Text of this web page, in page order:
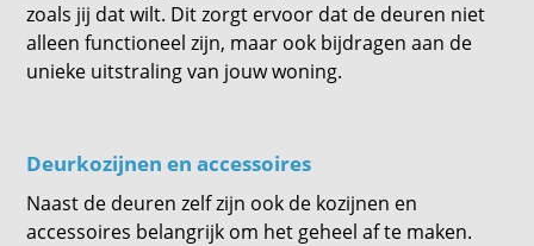
zoals jij dat wilt. Dit zorgt ervoor dat de deuren niet
alleen functioneel zijn, maar ook bijdragen aan de
unieke uitstraling van jouw woning.
Deurkozijnen en accessoires
Naast de deuren zelf zijn ook de kozijnen en
accessoires belangrijk om het geheel af te maken.